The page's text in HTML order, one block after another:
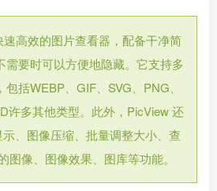
高效的图片查看器，配备干净简
需要时可以方便地隐藏。它支持多
括WEBP、GIF、SVG、PNG、
许多其他类型。此外，PicView 还
、图像压缩、批量调整大小、查
图像、图像效果、图库等功能。